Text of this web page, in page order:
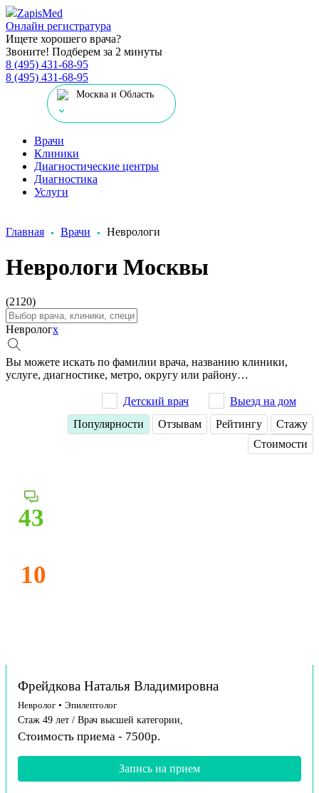
ZapisMed
Онлайн регистратура
Ищете хорошего врача?
Звоните! Подберем за 2 минуты
8 (495) 431-68-95
8 (495) 431-68-95
Москва и Область
Врачи
Клиники
Диагностические центры
Диагностика
Услуги
Главная Врачи Неврологи
Неврологи Москвы
(2120)
Неврологx
Вы можете искать по фамилии врача, названию клиники,
услуге, диагностике, метро, округу или району…
Детский врач
Выезд на дом
Популярности
Отзывам Рейтингу
Стажу
Стоимости
43
10
Фрейдкова Наталья Владимировна
Невролог • Эпилептолог
Стаж 49 лет / Врач высшей категории,
Стоимость приема - 7500р.
Запись на прием